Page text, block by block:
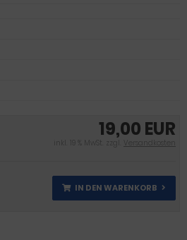
19,00 EUR
inkl. 19 % MwSt. zzgl. Versandkosten
IN DEN WARENKORB